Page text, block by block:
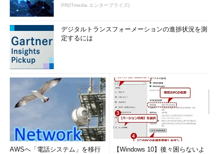
PR(ITmedia エンタープライズ)
デジタルトランスフォーメーションの進捗状況を測
定するには
AWSへ「電話システム」を移行
【Windows 10】後々困らないよ